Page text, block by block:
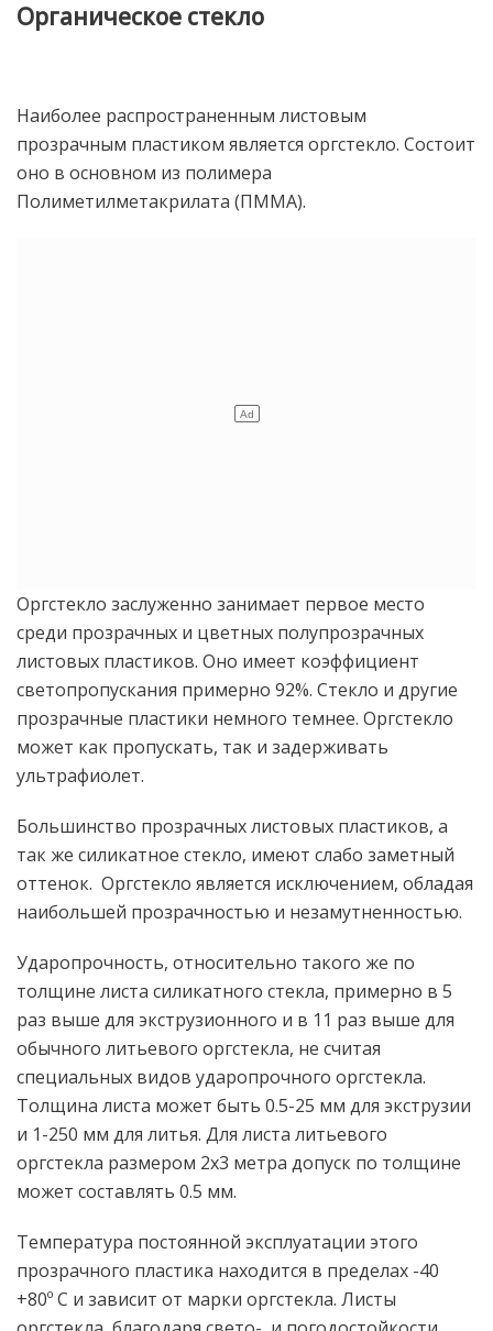
Органическое стекло
Наиболее распространенным листовым
прозрачным пластиком является оргстекло. Состоит
оно в основном из полимера
Полиметилметакрилата (ПММА).
Оргстекло заслуженно занимает первое место
среди прозрачных и цветных полупрозрачных
листовых пластиков. Оно имеет коэффициент
светопропускания примерно 92%. Стекло и другие
прозрачные пластики немного темнее. Оргстекло
может как пропускать, так и задерживать
ультрафиолет.
Большинство прозрачных листовых пластиков, а
так же силикатное стекло, имеют слабо заметный
оттенок. Оргстекло является исключением, обладая
наибольшей прозрачностью и незамутненностью.
Ударопрочность, относительно такого же по
толщине листа силикатного стекла, примерно в 5
раз выше для экструзионного и в 11 раз выше для
обычного литьевого оргстекла, не считая
специальных видов ударопрочного оргстекла.
Толщина листа может быть 0.5-25 мм для экструзии
и 1-250 мм для литья. Для листа литьевого
оргстекла размером 2х3 метра допуск по толщине
может составлять 0.5 мм.
Температура постоянной эксплуатации этого
прозрачного пластика находится в пределах -40
+80º С и зависит от марки оргстекла. Листы